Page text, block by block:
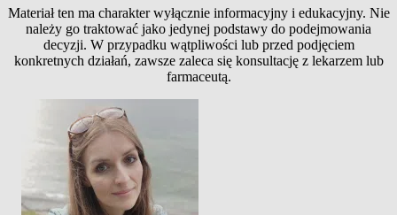
Materiał ten ma charakter wyłącznie informacyjny i edukacyjny. Nie
należy go traktować jako jedynej podstawy do podejmowania
decyzji. W przypadku wątpliwości lub przed podjęciem
konkretnych działań, zawsze zaleca się konsultację z lekarzem lub
farmaceutą.